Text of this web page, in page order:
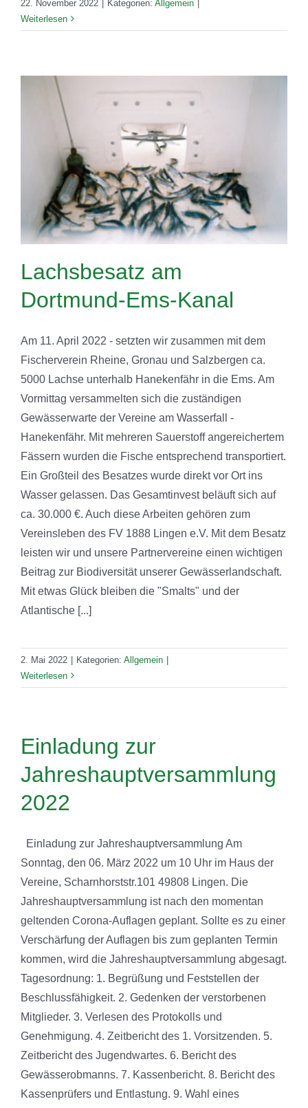
22. November 2022 Kategorien: Allgemein
Weiterlesen
Lachsbesatz am
Dortmund-Ems-Kanal
Am 11. April 2022 - setzten wir zusammen mit dem
Fischerverein Rheine, Gronau und Salzbergen ca.
5000 Lachse unterhalb Hanekenfähr in die Ems. Am
Vormittag versammelten sich die zuständigen
Gewässerwarte der Vereine am Wasserfall -
Hanekenfähr. Mit mehreren Sauerstoff angereichertem
Fässern wurden die Fische entsprechend transportiert.
Ein Großteil des Besatzes wurde direkt vor Ort ins
Wasser gelassen. Das Gesamtinvest beläuft sich auf
ca. 30.000 €. Auch diese Arbeiten gehören zum
Vereinsleben des FV 1888 Lingen e.V. Mit dem Besatz
leisten wir und unsere Partnervereine einen wichtigen
Beitrag zur Biodiversität unserer Gewässerlandschaft.
Mit etwas Glück bleiben die "Smalts" und der
Atlantische [...]
2. Mai 2022 | Kategorien: Allgemein |
Weiterlesen
Einladung zur
Jahreshauptversammlung
2022
Einladung zur Jahreshauptversammlung Am
Sonntag, den 06. März 2022 um 10 Uhr im Haus der
Vereine, Scharnhorststr.101 49808 Lingen. Die
Jahreshauptversammlung ist nach den momentan
geltenden Corona-Auflagen geplant. Sollte es zu einer
Verschärfung der Auflagen bis zum geplanten Termin
kommen, wird die Jahreshauptversammlung abgesagt.
Tagesordnung: 1. Begrüßung und Feststellen der
Beschlussfähigkeit. 2. Gedenken der verstorbenen
Mitglieder. 3. Verlesen des Protokolls und
Genehmigung. 4. Zeitbericht des 1. Vorsitzenden. 5.
Zeitbericht des Jugendwartes. 6. Bericht des
Gewässerobmanns. 7. Kassenbericht. 8. Bericht des
Kassenprüfers und Entlastung. 9. Wahl eines